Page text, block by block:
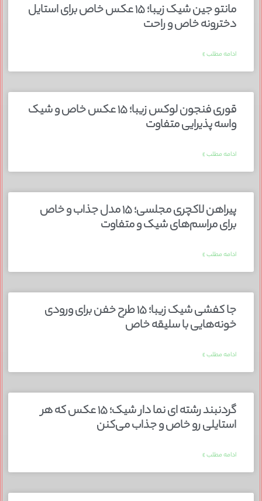
مانتو جین شیک زیبا؛ ۱۵ عکس خاص برای استایل
دخترونه خاص و راحت
ادامه مطلب »
قوری فنجون لوکس زیبا؛ ۱۵ عکس خاص و شیک
واسه پذیرایی متفاوت
ادامه مطلب »
پیراهن لاکچری مجلسی؛ ۱۵ مدل جذاب و خاص
برای مراسم‌های شیک و متفاوت
ادامه مطلب »
جا کفشی شیک زیبا؛ ۱۵ طرح خفن برای ورودی
خونه‌هایی با سلیقه خاص
ادامه مطلب »
گردنبند رشته ای نما دار شیک؛ ۱۵ عکس که هر
استایلی رو خاص و جذاب می‌کنن
ادامه مطلب »